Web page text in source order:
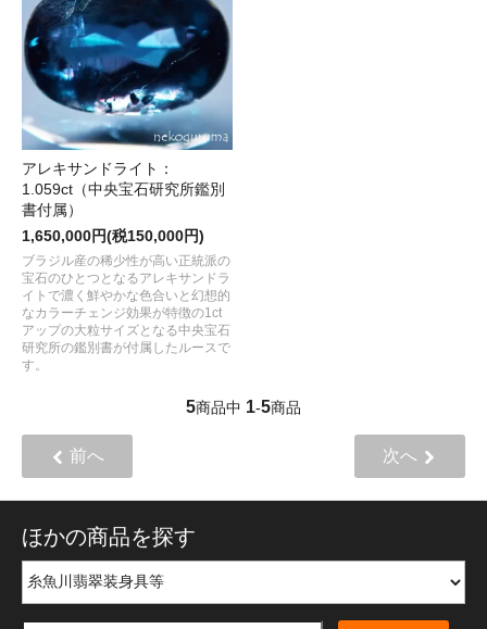
アレキサンドライト：
1.059ct（中央宝石研究所鑑別
書付属）
1,650,000円(税150,000円)
ブラジル産の稀少性が高い正統派の
宝石のひとつとなるアレキサンドラ
イトで濃く鮮やかな色合いと幻想的
なカラーチェンジ効果が特徴の1ct
アップの大粒サイズとなる中央宝石
研究所の鑑別書が付属したルースで
す。
5商品中 1-5商品
前へ 次へ
ほかの商品を探す